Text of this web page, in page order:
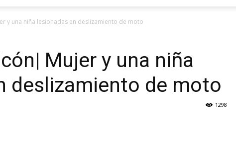
y una niña lesionadas en deslizamiento de moto
Mujer y una niña
deslizamiento de moto
1298